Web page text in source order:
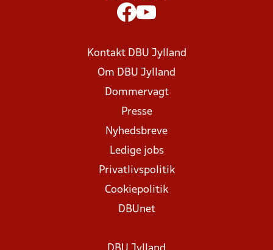
Kontakt DBU Jylland
Om DBU Jylland
Dommervagt
Presse
Nyhedsbreve
Ledige jobs
Privatlivspolitik
Cookiepolitik
DBUnet